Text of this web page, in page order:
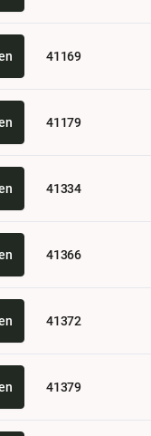
41169
41179
41334
41366
41372
41379